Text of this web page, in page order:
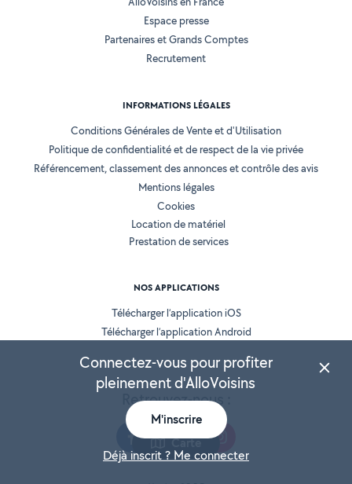
Carte
Retrouvez-nous :
Espace presse
Partenaires et Grands Comptes
Recrutement
INFORMATIONS LÉGALES
Conditions Générales de Vente et d'Utilisation
Politique de confidentialité et de respect de la vie privée
Référencement, classement des annonces et contrôle des avis
Mentions légales
Cookies
Location de matériel
Prestation de services
NOS APPLICATIONS
Télécharger l’application iOS
Télécharger l’application Android
Connectez-vous pour profiter
pleinement d'AlloVoisins
M'inscrire
Déjà inscrit ? Me connecter